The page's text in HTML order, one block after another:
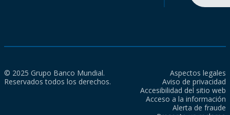
© 2025 Grupo Banco Mundial.
Reservados todos los derechos.
Aspectos legales
Aviso de privacidad
Accesibilidad del sitio web
Acceso a la información
Alerta de fraude